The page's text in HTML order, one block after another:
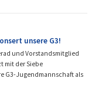
unsere G3!
und Vorstandsmitglied
mit der Siebe
G3-Jugendmannschaft als